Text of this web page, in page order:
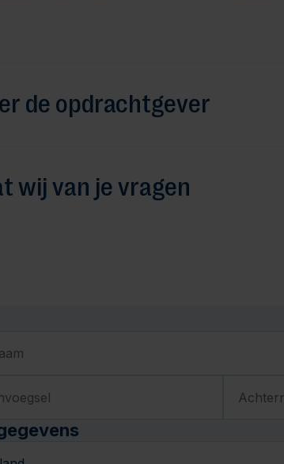
de opdrachtgever
wij van je vragen